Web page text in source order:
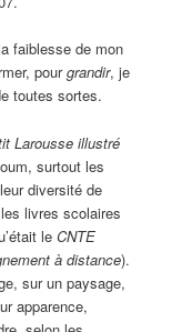
faiblesse de mon
pourgrandir, je
toutes sortes.
Larousse illustré
surtout les
diversité de
livres scolaires
leCNTE
à distance).
sur un paysage,
apparence,